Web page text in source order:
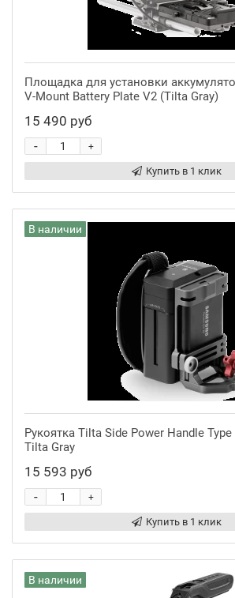
Площадка для установки
V-Mount Battery Plate V2 (Tilta Gray)
15 490 руб
+
-
Купить в 1 клик
В наличии
Рукоятка Tilta Side Power Handle Type
Tilta Gray
15 593 руб
+
-
Купить в 1 клик
В наличии